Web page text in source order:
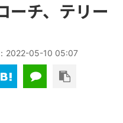
チ、テリー
2022-05-10 05:07